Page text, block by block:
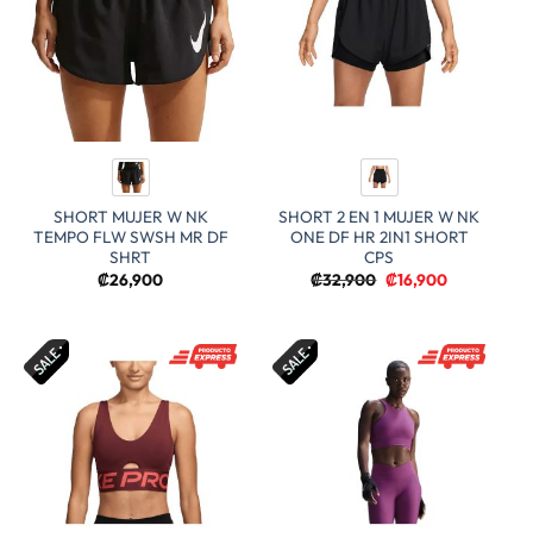
SHORT MUJER W NK
TEMPO FLW SWSH MR DF
SHRT
₡26,900
SHORT 2 EN 1 MUJER W NK
ONE DF HR 2IN1 SHORT
CPS
₡32,900 El
precio
₡32,900.
₡16,900El
₡16,900.